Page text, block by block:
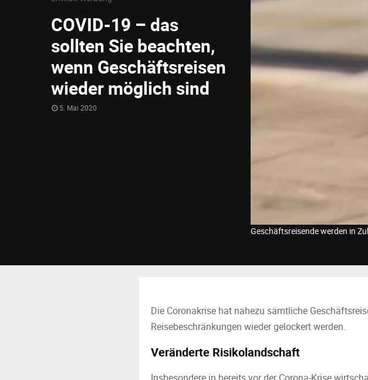
COVID-19 – das
sollten Sie beachten,
wenn Geschäftsreisen
wieder möglich sind
5. Mai 2020
Geschäftsreisende werden in
Die Coronakrise hat nahezu sämtliche
Reisebeschränkungen wieder gelockert werden.
Veränderte Risikolandschaft